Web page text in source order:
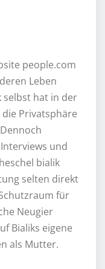
people.com
Leben
selbst hat in der
Privatsphäre
und
bialik
selten direkt
für
Neugier
Bialiks eigene
als Mutter.